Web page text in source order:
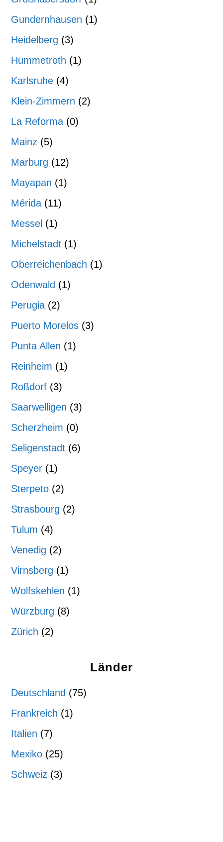
Gundernhausen (1)
Heidelberg (3)
Hummetroth (1)
Karlsruhe (4)
Klein-Zimmern (2)
La Reforma (0)
Mainz (5)
Marburg (12)
Mayapan (1)
Mérida (11)
Messel (1)
Michelstadt (1)
Oberreichenbach (1)
Odenwald (1)
Perugia (2)
Puerto Morelos (3)
Punta Allen (1)
Reinheim (1)
Roßdorf (3)
Saarwelligen (3)
Scherzheim (0)
Seligenstadt (6)
Speyer (1)
Sterpeto (2)
Strasbourg (2)
Tulum (4)
Venedig (2)
Virnsberg (1)
Wolfskehlen (1)
Würzburg (8)
Zürich (2)
Länder
Deutschland (75)
Frankreich (1)
Italien (7)
Mexiko (25)
Schweiz (3)